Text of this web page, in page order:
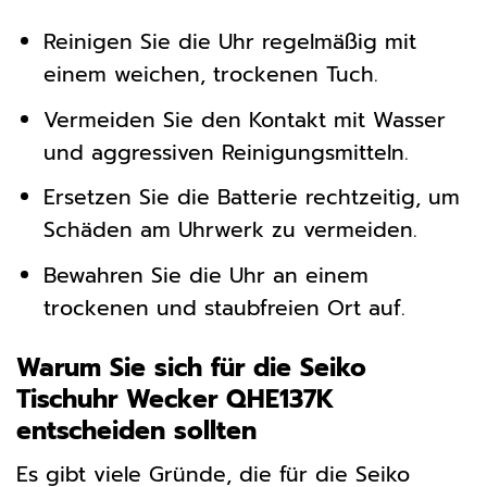
Reinigen Sie die Uhr regelmäßig mit
einem weichen, trockenen Tuch.
Vermeiden Sie den Kontakt mit Wasser
und aggressiven Reinigungsmitteln.
Ersetzen Sie die Batterie rechtzeitig, um
Schäden am Uhrwerk zu vermeiden.
Bewahren Sie die Uhr an einem
trockenen und staubfreien Ort auf.
Warum Sie sich für die Seiko
Tischuhr Wecker QHE137K
entscheiden sollten
Es gibt viele Gründe, die für die Seiko